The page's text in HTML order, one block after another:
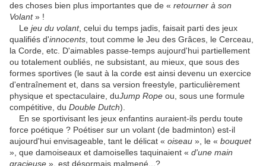
des choses bien plus importantes que de « retourner à son
Volant» !
Le jeu du volant, celui du temps jadis, faisait parti des jeux
qualifiés d'innocents , tout comme le Jeu des Grâces, le Cerceau,
la Corde, etc. D'aimables passe-temps aujourd'hui partiellement
ou totalement oubliés, ne subsistant, au mieux, que sous des
formes sportives (le saut à la corde est ainsi devenu un exercice
d'entraînement et, dans sa version freestyle, particulièrement
physique et spectaculaire, duJump Rope ou, sous une formule
compétitive, du Double Dutch).
En se sportivisant les jeux enfantins auraient-ils perdu toute
force poétique ? Poétiser sur un volant (de badminton) est-il
aujourd'hui envisageable, tant le délicat « oiseau », le « bouquet
», que damoiseaux et damoiselles taquinaient « d'une main
gracieuse », est désormais malmené...?